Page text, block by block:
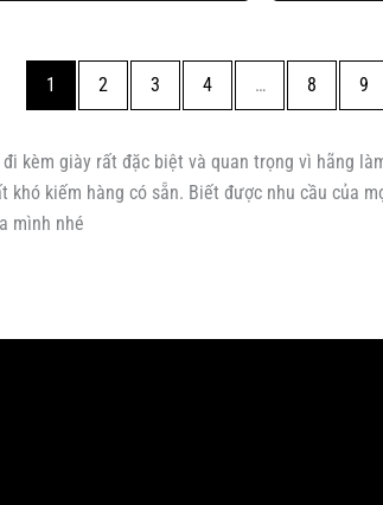
1 2 3 4 … 8 9
kèm giày rất đặc biệt và quan trọng vì hãng
kiếm hàng có sẵn. Biết được nhu cầu của
mình nhé